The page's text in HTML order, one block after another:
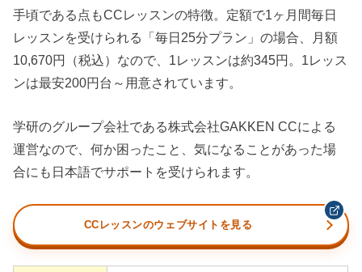
手頃である点もCCレッスンの特徴。定額で1ヶ月間毎日
レッスンを受けられる「毎日25分プラン」の場合、月額
10,670円（税込）なので、1レッスンは約345円。1レッス
ンは最安200円台～用意されています。
学研のグループ会社である株式会社GAKKEN CCによる
運営なので、何か困ったこと、気になることがあった場
合にも日本語でサポートを受けられます。
CCレッスンのウェブサイトを見る